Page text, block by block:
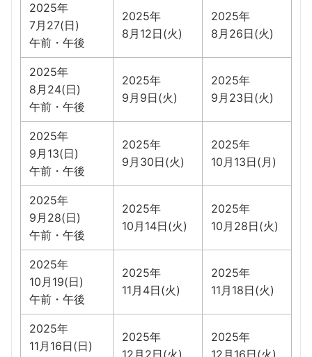
2025年
7月27(日)
午前・午後
2025年
8月12日(火)
2025年
8月26日(火)
2025年
8月24(日)
午前・午後
2025年
9月9日(火)
2025年
9月23日(火)
2025年
9月13(日)
午前・午後
2025年
9月30日(火)
2025年
10月13日(月)
2025年
9月28(日)
午前・午後
2025年
10月14日(火)
2025年
10月28日(火)
2025年
10月19(日)
午前・午後
2025年
11月4日(火)
2025年
11月18日(火)
2025年
11月16日(日)
2025年
2025年